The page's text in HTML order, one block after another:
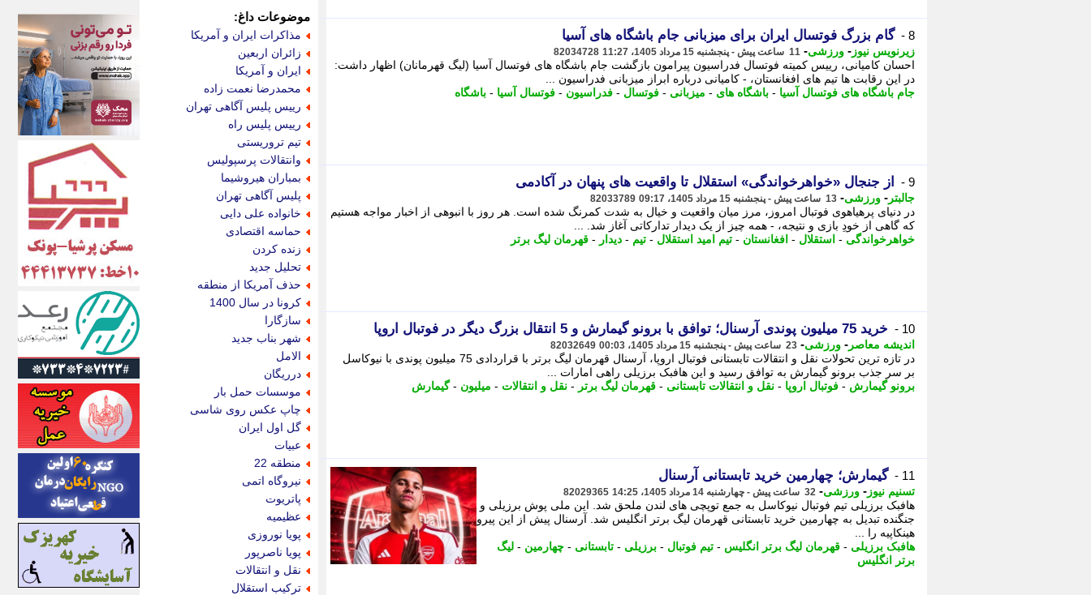
8 - گام بزرگ فوتسال ایران برای میزبانی جام باشگاه های آسیا
زیرنویس نیوز - ورزشی- 11 ساعت پیش - پنجشنبه 15 مرداد 1405، 11:27 82034728
احسان کامیانی، رییس کمیته فوتسال فدراسیون پیرامون بازگشت جام باشگاه های فوتسال آسیا (لیگ قهرمانان) اظهار داشت:
در این رقابت ها تیم های افغانستان، - کامیانی درباره ابراز میزبانی فدراسیون ...
جام باشگاه های فوتسال آسیا - باشگاه های - میزبانی - فوتسال - فدراسیون - فوتسال آسیا - باشگاه
9 - از جنجال «خواهرخواندگی» استقلال تا واقعیت های پنهان در آکادمی
جالبتر - ورزشی- 13 ساعت پیش - پنجشنبه 15 مرداد 1405، 09:17 82033789
در دنیای پرهیاهوی فوتبال امروز، مرز میان واقعیت و خیال به شدت کمرنگ شده است. هر روز با انبوهی از اخبار مواجه هستیم
که گاهی از خودِ بازی و نتیجه، - همه چیز از یک دیدار تدارکاتی آغاز شد. ...
خواهرخواندگی - استقلال - افغانستان - تیم امید استقلال - تیم - دیدار - قهرمان لیگ برتر
10 - خرید 75 میلیون پوندی آرسنال؛ توافق با برونو گیمارش و 5 انتقال بزرگ دیگر در فوتبال اروپا
اندیشه معاصر - ورزشی- 23 ساعت پیش - پنجشنبه 15 مرداد 1405، 00:03 82032649
در تازه ترین تحولات نقل و انتقالات تابستانی فوتبال اروپا، آرسنال قهرمان لیگ برتر با قراردادی 75 میلیون پوندی با نیوکاسل
بر سر جذب برونو گیمارش به توافق رسید و این هافبک برزیلی راهی امارات ...
برونو گیمارش - فوتبال اروپا - نقل و انتقالات تابستانی - قهرمان لیگ برتر - نقل و انتقالات - میلیون -گیمارش
11 - گیمارش؛ چهارمین خرید تابستانی آرسنال
تسنیم نیوز - ورزشی- 32 ساعت پیش - چهارشنبه 14 مرداد 1405، 14:25 82029365
هافبک برزیلی تیم فوتبال نیوکاسل به جمع توپچی های لندن ملحق شد. این ملی پوش برزیلی و
جنگنده تبدیل به چهارمین خرید تابستانی قهرمان لیگ برتر انگلیس شد. آرسنال پیش از این پیرو
هینکاپیه را ...
هافبک برزیلی - قهرمان لیگ برتر انگلیس - تیم فوتبال - برزیلی - تابستانی - چهارمین - لیگ
برتر انگلیس
موضوعات داغ:
مذاکرات ایران و آمریکا
زائران اربعین
ایران و آمریکا
محمدرضا نعمت زاده
رییس پلیس آگاهی تهران
رییس پلیس راه
تیم تروریستی
وانتقالات پرسپولیس
بمباران هیروشیما
پلیس آگاهی تهران
خانواده علی دایی
حماسه اقتصادی
زنده کردن
تحلیل جدید
حذف آمریکا از منطقه
کرونا در سال 1400
سازگارا
شهر بناب جدید
الامل
درریگان
موسسات حمل بار
چاپ عکس روی شاسی
گل اول ایران
عبیات
منطقه 22
نیروگاه اتمی
پاتریوت
عظیمیه
پویا نوروزی
پویا ناصرپور
نقل و انتقالات
ترکیب استقلال
اکوفارس
اکونگار
اکونیوز
الف
انتشار آنلاین
اندیشه قرن
اندیشه معاصر
اندیشه ها
انرژی پرس
ای استخدام
ایتنا
ایراف
ایران آرت
ایران آنلاین
ایران زندگی
ایران فوری
ایرانی روز
ایرانیتال
ایرنا
ایسکانیوز
ایسنا
ایکنا
ایلنا
اینتیتر
ایونا نیوز
بازتاب آنلاین
باشگاه خبرنگاران
باغستان نیوز
بامبوک
ببین و بخون
بدینسان
بنکر